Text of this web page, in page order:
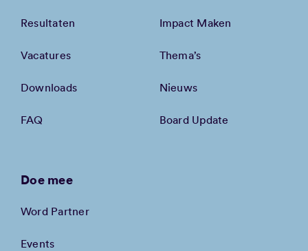
Resultaten
Vacatures
Downloads
FAQ
Impact Maken
Thema’s
Nieuws
Board Update
Doe mee
Word Partner
Events